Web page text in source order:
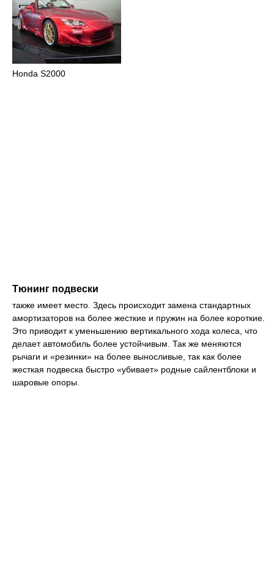
Honda S2000
Тюнинг подвески
также имеет место. Здесь происходит замена стандартных
амортизаторов на более жесткие и пружин на более короткие.
Это приводит к уменьшению вертикального хода колеса, что
делает автомобиль более устойчивым. Так же меняются
рычаги и «резинки» на более выносливые, так как более
жесткая подвеска быстро «убивает» родные сайлентблоки и
шаровые опоры.